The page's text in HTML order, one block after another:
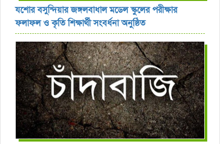
যশোর বসুন্দিয়ার জঙ্গলবাধাল মডেল স্কুলের পরীক্ষার
ফলাফল ও কৃতি শিক্ষার্থী সংবর্ধনা অনুষ্ঠিত